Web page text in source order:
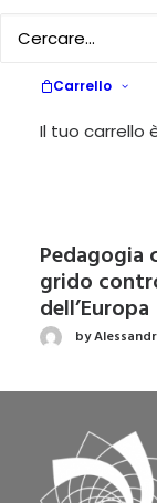
Carrello
Il tuo carrello
Multi albo
socio-
Pedagogia
grido
dell’Europa
by